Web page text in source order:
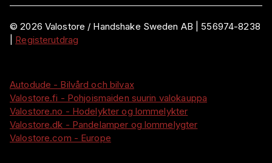
©2026 Valostore / Handshake Sweden AB
556974-8238
Registerutdrag
Autodude - Bilvård och bilvax
Valostore.fi - Pohjoismaiden suurin valokauppa
Valostore.no - Hodelykter og lommelykter
Valostore.dk - Pandelamper og lommelygter
Valostore.com - Europe